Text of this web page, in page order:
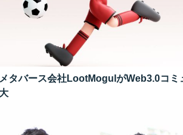
タバース会社LootMogulがWeb3.0コミ